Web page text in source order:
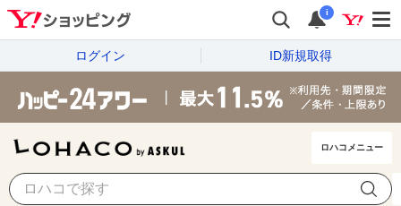
i
ログイン ID新規取得
ロハコメニュー